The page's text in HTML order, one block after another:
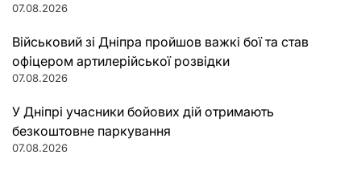
07.08.2026
Військовий зі Дніпра пройшов важкі бої та став
офіцером артилерійської розвідки
07.08.2026
У Дніпрі учасники бойових дій отримають
безкоштовне паркування
07.08.2026